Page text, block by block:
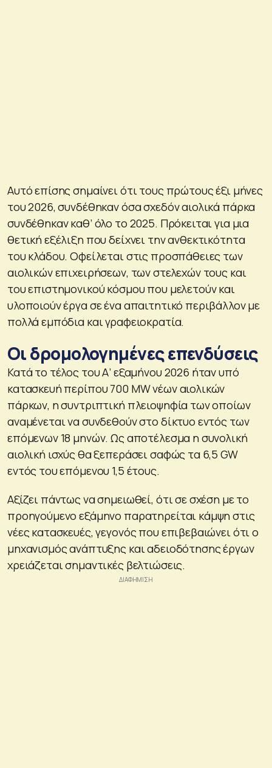
Αυτό επίσης σημαίνει ότι τους πρώτους έξι μήνες
του 2026, συνδέθηκαν όσα σχεδόν αιολικά πάρκα
συνδέθηκαν καθ’ όλο το 2025. Πρόκειται για μια
θετική εξέλιξη που δείχνει την ανθεκτικότητα
του κλάδου. Οφείλεται στις προσπάθειες των
αιολικών επιχειρήσεων, των στελεχών τους και
του επιστημονικού κόσμου που μελετούν και
υλοποιούν έργα σε ένα απαιτητικό περιβάλλον με
πολλά εμπόδια και γραφειοκρατία.
Οι δρομολογημένες επενδύσεις
Κατά το τέλος του Α’ εξαμήνου 2026 ήταν υπό
κατασκευή περίπου 700 MW νέων αιολικών
πάρκων, η συντριπτική πλειοψηφία των οποίων
αναμένεται να συνδεθούν στο δίκτυο εντός των
επόμενων 18 μηνών. Ως αποτέλεσμα η συνολική
αιολική ισχύς θα ξεπεράσει σαφώς τα 6,5 GW
εντός του επόμενου 1,5 έτους.
Αξίζει πάντως να σημειωθεί, ότι σε σχέση με το
προηγούμενο εξάμηνο παρατηρείται κάμψη στις
νέες κατασκευές, γεγονός που επιβεβαιώνει ότι ο
μηχανισμός ανάπτυξης και αδειοδότησης έργων
χρειάζεται σημαντικές βελτιώσεις.